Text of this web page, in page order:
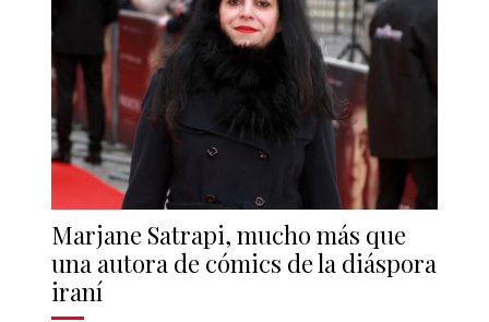
Marjane Satrapi, mucho más que
una autora de cómics de la diáspora
iraní